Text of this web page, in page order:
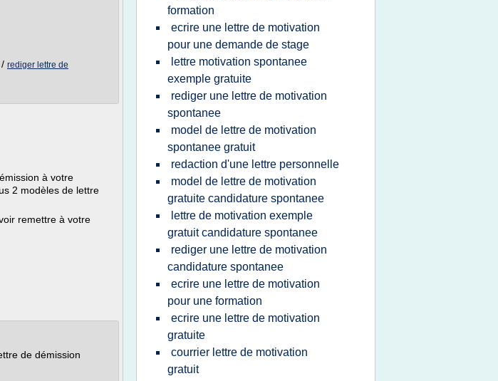
/ rediger lettre de
à votre
2 modèles de lettre
remettre à votre
de démission
formation
ecrire une lettre de motivation
pour une demande de stage
lettre motivation spontanee
exemple gratuite
rediger une lettre de motivation
spontanee
model de lettre de motivation
spontanee gratuit
redaction d'une lettre personnelle
model de lettre de motivation
gratuite candidature spontanee
lettre de motivation exemple
gratuit candidature spontanee
rediger une lettre de motivation
candidature spontanee
ecrire une lettre de motivation
pour une formation
ecrire une lettre de motivation
gratuite
courrier lettre de motivation
gratuit